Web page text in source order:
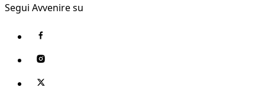
Segui Avvenire su